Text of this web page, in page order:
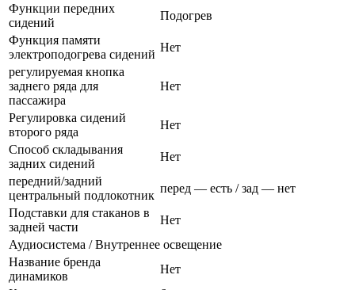
Функции передних
сидений
Подогрев
Функция памяти
электроподогрева сидений
Нет
регулируемая кнопка
заднего ряда для
пассажира
Нет
Регулировка сидений
второго ряда
Нет
Способ складывания
задних сидений
Нет
передний/задний
центральный подлокотник
перед — есть / зад — нет
Подставки для стаканов в
задней части
Нет
Аудиосистема / Внутреннее освещение
Название бренда
динамиков
Нет